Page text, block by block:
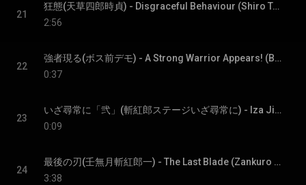
21
狂態(天草四郎時貞) - Disgraceful Behaviour (Shiro Tokisada Amakusa)
2:56
22
強者現る(ボス前デモ) - A Strong Warrior Appears! (Before Boss Battle)
0:37
23
いざ尋常に「弐」(斬紅郎ステージいざ尋常に) - Iza Jinjyouni 2 (Zankurou Stage "Iza Jinjyouni")
0:09
24
最後の刃(壬無月斬紅郎一) - The Last Blade (Zankuro Minazuki 1)
3:38